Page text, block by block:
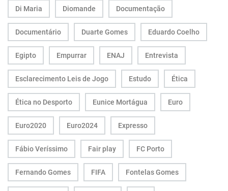
Di Maria Diomande Documentação
Documentário Duarte Gomes Eduardo Coelho
Egipto Empurrar ENAJ Entrevista
Esclarecimento Leis de Jogo Estudo Ética
Ética no Desporto Eunice Mortágua Euro
Euro2020 Euro2024 Expresso
Fábio Veríssimo Fair play FC Porto
Fernando Gomes FIFA Fontelas Gomes